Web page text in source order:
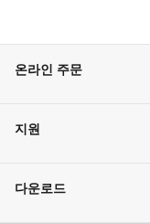
온라인 주문
주문 방법
벌크 주문
지원
고객 센터
다운로드